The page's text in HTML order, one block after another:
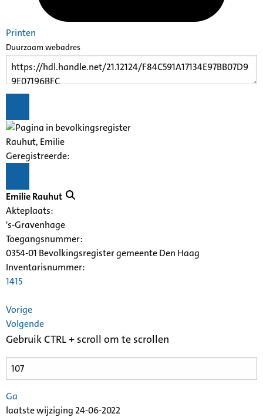
Printen
Duurzaam webadres
Rauhut, Emilie
Geregistreerde:
EmilieRauhut
Akteplaats:
's-Gravenhage
Toegangsnummer:
0354-01 Bevolkingsregister gemeente Den Haag
Inventarisnummer:
1415
Vorige
Volgende
Gebruik CTRL + scroll om te scrollen
Ga
laatste wijziging 24-06-2022